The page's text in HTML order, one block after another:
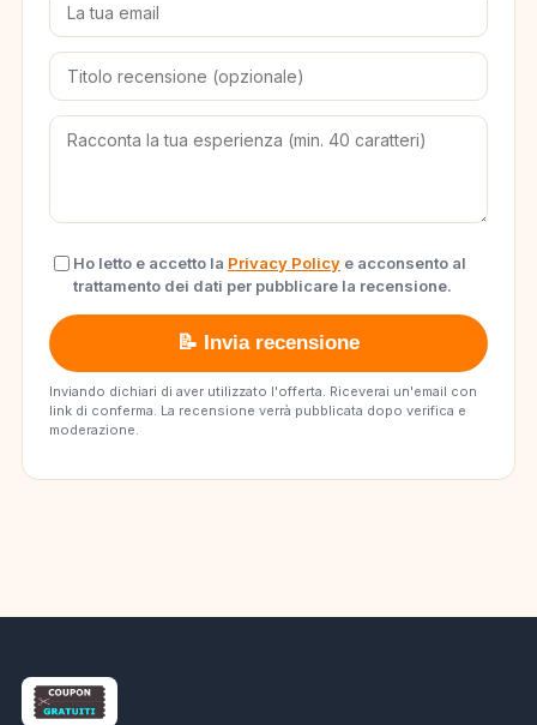
Ho letto e accetto la Privacy Policy e acconsento al
trattamento dei dati per pubblicare la recensione.
📝 Invia recensione
Inviando dichiari di aver utilizzato l'offerta. Riceverai un'email con
link di conferma. La recensione verrà pubblicata dopo verifica e
moderazione.